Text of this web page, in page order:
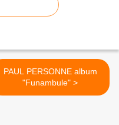
PAUL PERSONNE album
"Funambule" >